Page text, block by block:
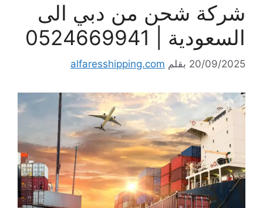
شركة شحن من دبي الى
السعودية | 0524669941
20/09/2025 بقلم alfaresshipping.com